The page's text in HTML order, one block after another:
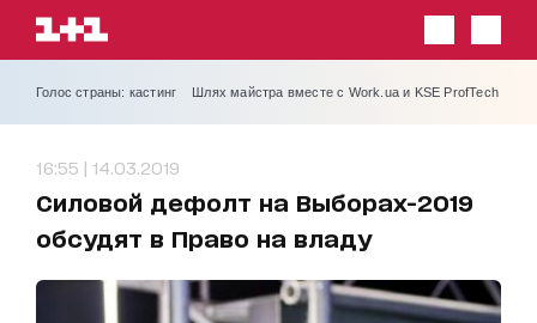
Голос страны: кастинг Шлях майстра вместе с Work.ua и KSE ProfTech
16:55 | 14.03.2019
Силовой дефолт на Выборах-2019
обсудят в Право на владу